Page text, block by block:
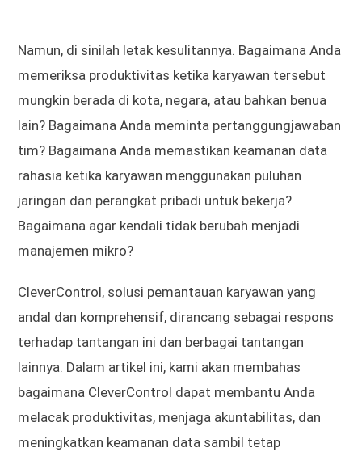
Namun, di sinilah letak kesulitannya. Bagaimana Anda
memeriksa produktivitas ketika karyawan tersebut
mungkin berada di kota, negara, atau bahkan benua
lain? Bagaimana Anda meminta pertanggungjawaban
tim? Bagaimana Anda memastikan keamanan data
rahasia ketika karyawan menggunakan puluhan
jaringan dan perangkat pribadi untuk bekerja?
Bagaimana agar kendali tidak berubah menjadi
manajemen mikro?
CleverControl, solusi pemantauan karyawan yang
andal dan komprehensif, dirancang sebagai respons
terhadap tantangan ini dan berbagai tantangan
lainnya. Dalam artikel ini, kami akan membahas
bagaimana CleverControl dapat membantu Anda
melacak produktivitas, menjaga akuntabilitas, dan
meningkatkan keamanan data sambil tetap